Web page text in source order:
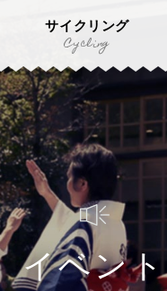
サイクリング
Cycling
イベント